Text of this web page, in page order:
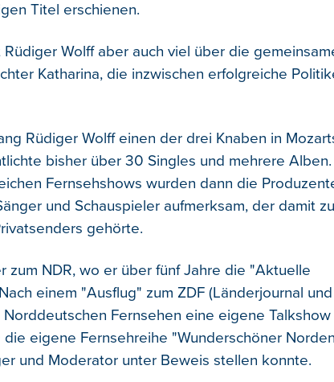
Titel erschienen.
Wolff aber auch viel über die
Katharina, die inzwischen erfolgreiche
Rüdiger Wolff einen der drei Knaben in
bisher über 30 Singles und mehrere Alben.
Fernsehshows wurden dann die
und Schauspieler aufmerksam, der damit
gehörte.
zum NDR, wo er über fünf Jahre die "Aktuelle
einem "Ausflug" zum ZDF (Länderjournal
Fernsehen eine eigene Talkshow
eigene Fernsehreihe "Wunderschöner
und Moderator unter Beweis stellen konnte.